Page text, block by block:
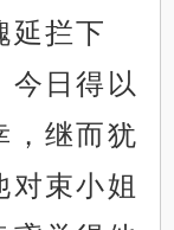
延拦下
今日得以
，继而犹
对束小姐